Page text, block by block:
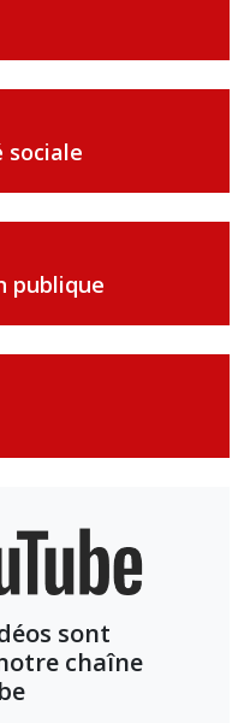
sociale
publique
sont
chaîne